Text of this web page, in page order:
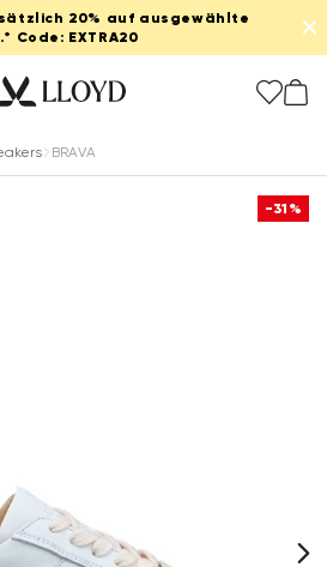
20% auf ausgewählte
Code: EXTRA20
✕
BRAVA
-31%